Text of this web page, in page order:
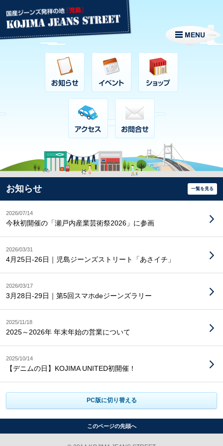
お知らせ 一覧を見る
2026/07/14
今秋初開催の「瀬戸内産業芸術祭2026」に参画
2026/03/31
4月25日-26日｜児島ジーンズストリート「あさイチ」
2026/03/17
3月28日-29日｜第5回スマホdeジーンズラリー
2025/11/18
2025～2026年 年末年始の営業について
2025/10/14
【デニムの日】KOJIMA UNITED初開催！
PC版に切り替える
このページの先頭へ